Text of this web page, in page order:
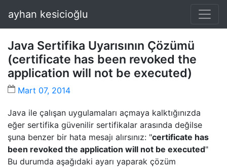
ayhan kesicioğlu
Java Sertifika Uyarısının Çözümü
(certificate has been revoked the
application will not be executed)
Mart 07, 2014
Java ile çalışan uygulamaları açmaya kalktığınızda
eğer sertifika güvenilir sertifikalar arasında değilse
şuna benzer bir hata mesajı alırsınız: "certificate has
been revoked the application will not be executed"
Bu durumda aşağıdaki ayarı yaparak çözüm